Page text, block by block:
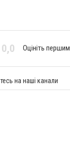
0,0 Оцініть першим
на наші канали